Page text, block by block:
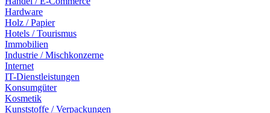
Hardware
Holz / Papier
Hotels / Tourismus
Immobilien
Industrie / Mischkonzerne
Internet
IT-Dienstleistungen
Konsumgüter
Kosmetik
Kunststoffe / Verpackungen